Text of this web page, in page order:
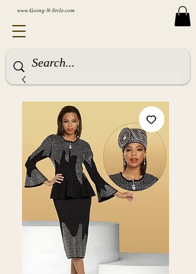
www.Going-N-Style.com